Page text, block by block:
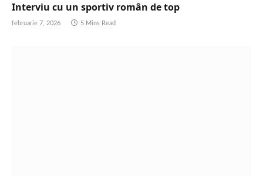
Interviu cu un sportiv român de top
februarie 7, 2026 5 Mins Read